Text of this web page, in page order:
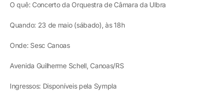
O quê: Concerto da Orquestra de Câmara da Ulbra
Quando: 23 de maio (sábado), às 18h
Onde: Sesc Canoas
Avenida Guilherme Schell, Canoas/RS
Ingressos: Disponíveis pela Sympla